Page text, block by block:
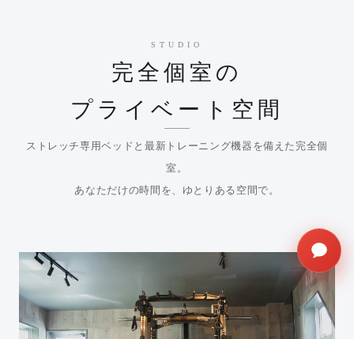
STUDIO
完全個室の
プライベート空間
ストレッチ専用ベッドと最新トレーニング機器を備えた完全個
室。
あなただけの時間を、ゆとりある空間で。